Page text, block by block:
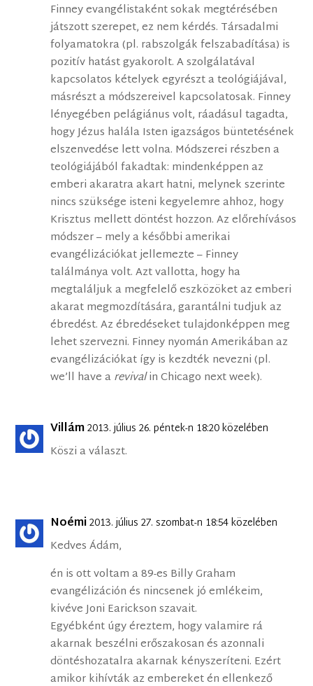
Finney evangélistaként sokak megtérésében
játszott szerepet, ez nem kérdés. Társadalmi
folyamatokra (pl. rabszolgák felszabadítása) is
pozitív hatást gyakorolt. A szolgálatával
kapcsolatos kételyek egyrészt a teológiájával,
másrészt a módszereivel kapcsolatosak. Finney
lényegében pelágiánus volt, ráadásul tagadta,
hogy Jézus halála Isten igazságos büntetésének
elszenvedése lett volna. Módszerei részben a
teológiájából fakadtak: mindenképpen az
emberi akaratra akart hatni, melynek szerinte
nincs szüksége isteni kegyelemre ahhoz, hogy
Krisztus mellett döntést hozzon. Az előrehívásos
módszer – mely a későbbi amerikai
evangélizációkat jellemezte – Finney
találmánya volt. Azt vallotta, hogy ha
megtaláljuk a megfelelő eszközöket az emberi
akarat megmozdítására, garantálni tudjuk az
ébredést. Az ébredéseket tulajdonképpen meg
lehet szervezni. Finney nyomán Amerikában az
evangélizációkat így is kezdték nevezni (pl.
we’ll have arevivalin Chicago next week).
Villám2013. július 26. péntek-n 18:20 közelében
Köszi a választ.
Noémi2013. július 27. szombat-n 18:54 közelében
Kedves Ádám,
én is ott voltam a 89-es Billy Graham
evangélizáción és nincsenek jó emlékeim,
kivéve Joni Earickson szavait.
Egyébként úgy éreztem, hogy valamire rá
akarnak beszélni erőszakosan és azonnali
döntéshozatalra akarnak kényszeríteni. Ezért
amikor kihívták az embereket én ellenkező